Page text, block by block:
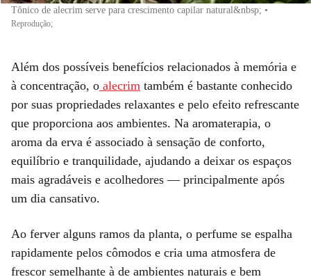
Tônico de alecrim serve para crescimento capilar natural&nbsp; •
Reprodução;
Além dos possíveis benefícios relacionados à memória e
à concentração, o alecrim também é bastante conhecido
por suas propriedades relaxantes e pelo efeito refrescante
que proporciona aos ambientes. Na aromaterapia, o
aroma da erva é associado à sensação de conforto,
equilíbrio e tranquilidade, ajudando a deixar os espaços
mais agradáveis e acolhedores — principalmente após
um dia cansativo.
Ao ferver alguns ramos da planta, o perfume se espalha
rapidamente pelos cômodos e cria uma atmosfera de
frescor semelhante à de ambientes naturais e bem